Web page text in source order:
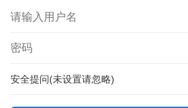
安全提问(未设置请忽略)